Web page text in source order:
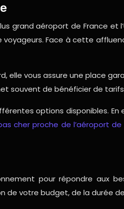
grand aéroport de France et
Face à cette
elle vous assure une place
souvent de bénéficier de
options disponibles.
cher proche de l’aéroport
pour répondre aux
de votre budget, de la durée